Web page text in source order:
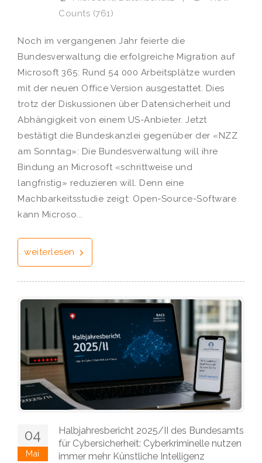
Counts (761)
Noch im vergangenen Jahr feierte die
Bundesverwaltung die erfolgreiche Migration auf
Microsoft 365: Rund 54 000 Arbeitsplätze wurden
mit der neuen Office Version ausgestattet. Dies
trotz der Diskussionen über Datensicherheit und
Abhängigkeit von einem US-Anbieter. Jetzt
bestätigt die Bundeskanzlei gegenüber der «NZZ
am Sonntag»: Die Bundesverwaltung will ihre
Bindung an Microsoft «schrittweise und
langfristig» reduzieren will. Denn eine
Machbarkeitsstudie zeigt: Open-Source-Software
kann Microso...
weiterlesen
04
Mai
Halbjahresbericht 2025/II des Bundesamts
für Cybersicherheit: Cyberkriminelle nutzen
immer mehr Künstliche Intelligenz